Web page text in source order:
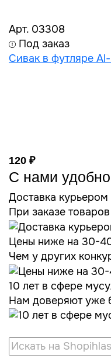
Арт. 03308
Под заказ
Сивак в футляре
120 ₽
С нами
Доставка курьером
При заказе
Цены ниже на 30-
Чем у других
10 лет в сфере
Нам доверяют уже